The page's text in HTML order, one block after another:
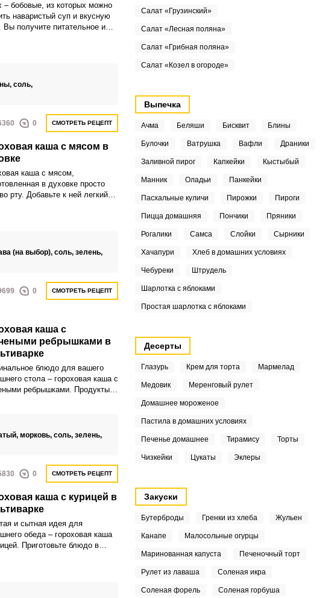
– бобовые, из которых можно
наваристый суп и вкусную
Вы получите питательное и
соль,
0 СМОТРЕТЬ РЕЦЕПТ
каша с мясом в
каша с мясом,
в духовке просто
рту. Добавьте к ней легкий
(на выбор), соль, зелень,
0 СМОТРЕТЬ РЕЦЕПТ
каша с
ребрышками в
блюдо для вашего
стола – гороховая каша с
ребрышками. Продукты
морковь, соль, зелень,
0 СМОТРЕТЬ РЕЦЕПТ
каша с курицей в
и сытная идея для
обеда – гороховая каша
Приготовьте блюдо в
Салат «Грузинский»
Салат «Лесная поляна»
Салат «Грибная поляна»
Салат «Козел в огороде»
Выпечка
Ачма Беляши Бисквит Блины
Булочки Ватрушка Вафли Драники
Заливной пирог Капкейки Кыстыбый
Манник Оладьи Панкейки
Пасхальные куличи Пирожки Пироги
Пицца домашняя Пончики Пряники
Рогалики Самса Слойки Сырники
Хачапури Хлеб в домашних условиях
Чебуреки Штрудель
Шарлотка с яблоками
Простая шарлотка с яблоками
Десерты
Глазурь Крем для торта Мармелад
Медовик Меренговый рулет
Домашнее мороженое
Пастила в домашних условиях
Печенье домашнее Тирамису Торты
Чизкейки Цукаты Эклеры
Закуски
Бутерброды Гренки из хлеба Жульен
Канапе Малосольные огурцы
Маринованная капуста Печеночный торт
Рулет из лаваша Соленая икра
Соленая форель Соленая горбуша